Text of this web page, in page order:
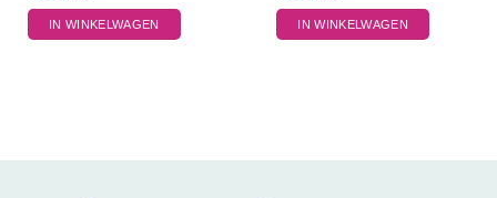
IN WINKELWAGEN
Dit
product
IN WINKELWAGEN
Dit
product